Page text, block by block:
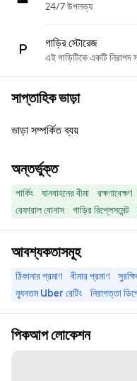
24/7 উপলভ্য
গাড়ির স্টোরেজ
এই গাড়িটিকে একটি নিরাপদ
সাপ্তাহিক ভাড়া
ভাড়া সম্পর্কিত ব্যয়
অন্তর্ভুক্ত
পার্কিং যানবাহনের বীমা রক্ষণাবেক্ষণ
রেফারাল বোনাস
গাড়ির রিপ্লেসমেন্ট
আবশ্যকতাসমূহ
ঠিকানার প্রমাণ বীমার প্রমাণ
ন্যূনতম Uber রেটিং
নিরাপত্তা
পিকআপ লোকেশন